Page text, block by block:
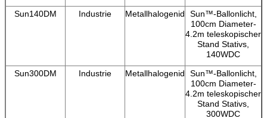
Sun140DM
Industrie Metallhalogenid
Sun™-Ballonlicht,
100cm Diameter-
4.2m teleskopischer
Stand Stativs,
140WDC
Sun300DM
Industrie Metallhalogenid
Sun™-Ballonlicht,
100cm Diameter-
4.2m teleskopischer
Stand Stativs,
300WDC